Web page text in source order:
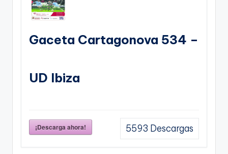
Gaceta Cartagonova 534 –
UD Ibiza
¡Descarga ahora! 5593 Descargas